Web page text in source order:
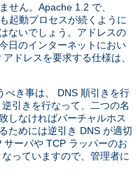
せん。Apache 1.2 で、
起動プロセスが続くように
ないでしょう。アドレスの
日のインターネットにおい
ドレスを要求する仕様は、
べき事は、 DNS 順引きを行
引きを行なって、二つの名
しなければバーチャルホス
ためには逆引き DNS が適切
ーバや TCP ラッパーのお
っていますので、管理者に